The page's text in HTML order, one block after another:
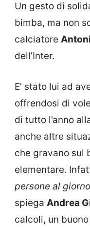
Un gesto di
bimba, ma non
calciatore
dell’Inter.
E’ stato lui ad
offrendosi di
di tutto l’anno
anche altre
che gravano sul
elementare.
persone al
spiega Andrea
calcoli, un